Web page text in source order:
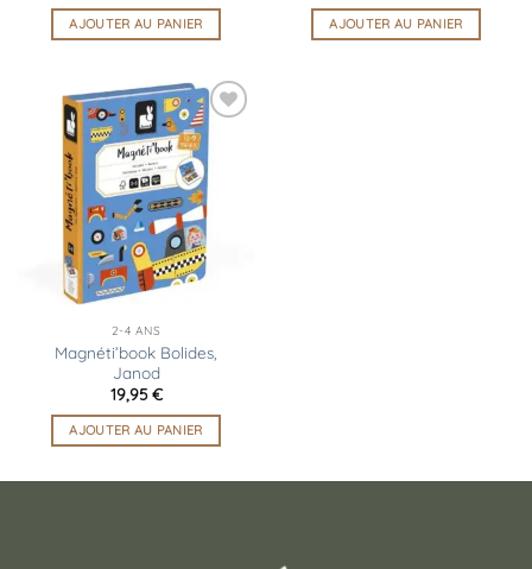
AJOUTER AU PANIER AJOUTER AU PANIER
Ajouter
à la
liste
d’envies
2-4 ANS
Magnéti’book Bolides,
Janod
19,95€
AJOUTER AU PANIER